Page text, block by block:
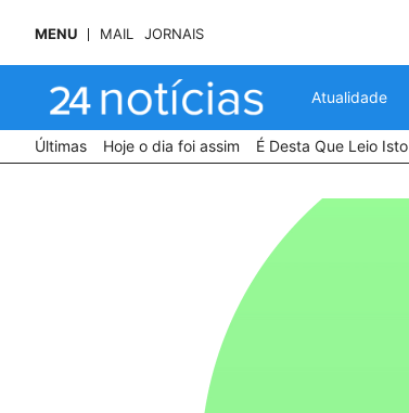
MENU MAIL JORNAIS
Atualidade
Últimas Hoje o dia foi assim É Desta Que Leio Isto